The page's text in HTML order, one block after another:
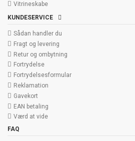
Vitrineskabe
KUNDESERVICE
Sådan handler du
Fragt og levering
Retur og ombytning
Fortrydelse
Fortrydelsesformular
Reklamation
Gavekort
EAN betaling
Værd at vide
FAQ